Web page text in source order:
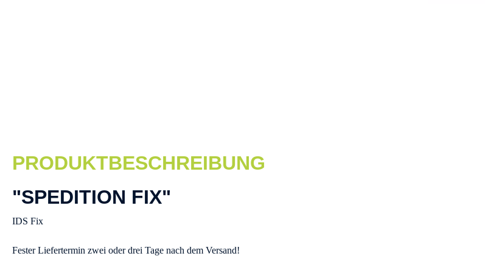
PRODUKTBESCHREIBUNG
"SPEDITION FIX"
IDS Fix
Fester Liefertermin zwei oder drei Tage nach dem Versand!